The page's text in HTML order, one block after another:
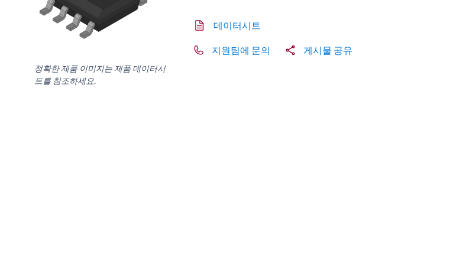
정확한 제품 이미지는 제품 데이터시
트를 참조하세요.
데이터시트
지원팀에 문의 게시물 공유